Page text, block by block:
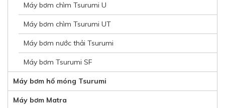
Máy bơm chìm Tsurumi U
Máy bơm chìm Tsurumi UT
Máy bơm nước thải Tsurumi
Máy bơm Tsurumi SF
Máy bơm hố móng Tsurumi
Máy bơm Matra